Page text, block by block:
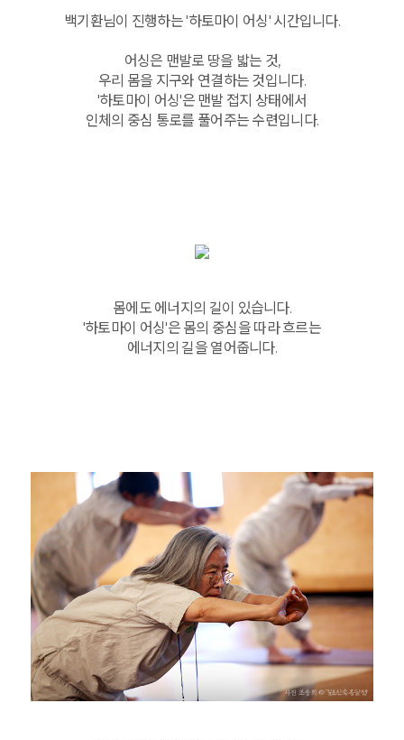
백기환님이 진행하는 '하토마이 어싱' 시간입니다.
어싱은 맨발로 땅을 밟는 것,
우리 몸을 지구와 연결하는 것입니다.
'하토마이 어싱'은 맨발 접지 상태에서
인체의 중심 통로를 풀어주는 수련입니다.
몸에도 에너지의 길이 있습니다.
'하토마이 어싱'은 몸의 중심을 따라 흐르는
에너지의 길을 열어줍니다.